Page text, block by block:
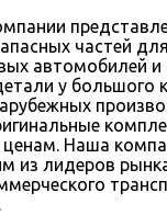
частей
автомобилей и
у большого
Наша
из лидеров